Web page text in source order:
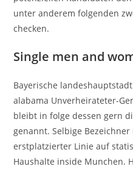
unter anderem folgenden
checken.
Single men and
Bayerische
alabama Unverheirateter-
bleibt in folge dessen gern
genannt. Selbige
erstplatzierter Linie auf
Haushalte inside Munchen.